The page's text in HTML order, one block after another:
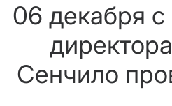
06 декабря с
Сенчило